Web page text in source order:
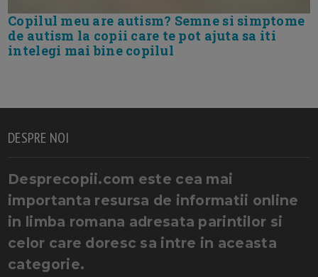
Copilul meu are autism? Semne si simptome
de autism la copii care te pot ajuta sa iti
intelegi mai bine copilul
DESPRE NOI
Desprecopii.com este cea mai
importanta resursa de informatii online
in limba romana adresata parintilor si
celor care doresc sa intre in aceasta
categorie.